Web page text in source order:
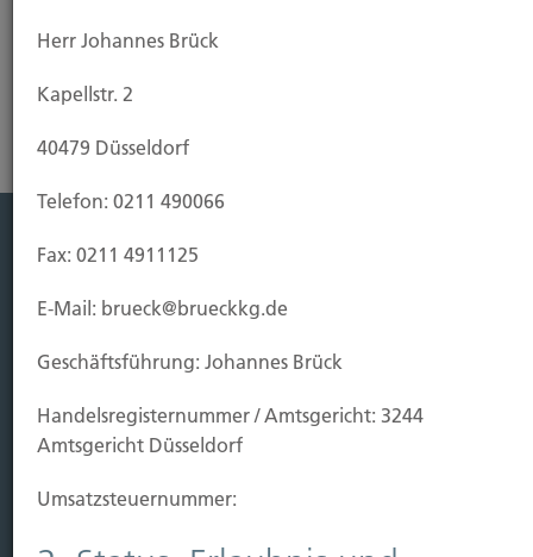
Leistung
Leben
Sichern
Immobilien Vers.
Baubeginn
Herr Johannes Brück
Kapellstr. 2
40479 Düsseldorf
Telefon: 0211 490066
Fax: 0211 4911125
E-Mail: brueck@brueckkg.de
Geschäftsführung: Johannes Brück
Handels­registernummer / Amtsgericht: 3244
Amtsgericht Düsseldorf
Umsatzsteuer­nummer: